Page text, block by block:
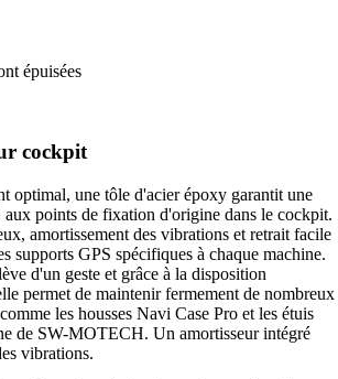
épuisées
cockpit
optimal, une tôle d'acier époxy garantit une
points de fixation d'origine dans le cockpit.
amortissement des vibrations et retrait facile
supports GPS spécifiques à chaque machine.
d'un geste et grâce à la disposition
permet de maintenir fermement de nombreux
les housses Navi Case Pro et les étuis
de SW-MOTECH. Un amortisseur intégré
vibrations.